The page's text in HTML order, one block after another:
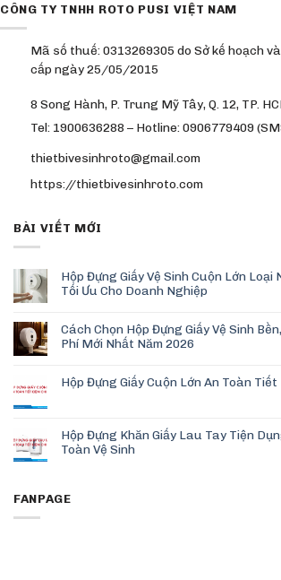
CÔNG TY TNHH ROTO PUSI VIỆT NAM
Mã số thuế: 0313269305 do Sở kế hoạch
cấp ngày 25/05/2015
8 Song Hành, P. Trung Mỹ Tây, Q. 12, TP.
Tel: 1900636288 – Hotline: 0906779409
thietbivesinhroto@gmail.com
https://thietbivesinhroto.com
BÀI VIẾT MỚI
Hộp Đựng Giấy Vệ Sinh Cuộn Lớn Loại
Tối Ưu Cho Doanh Nghiệp
Cách Chọn Hộp Đựng Giấy Vệ Sinh
Phí Mới Nhất Năm 2026
Hộp Đựng Giấy Cuộn Lớn An Toàn Tiết
Hộp Đựng Khăn Giấy Lau Tay Tiện
Toàn Vệ Sinh
FANPAGE